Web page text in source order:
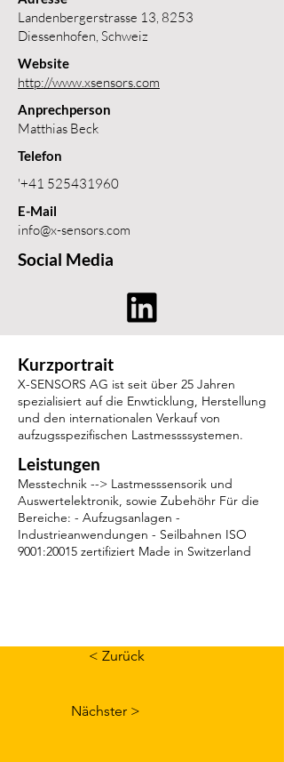
Landenbergerstrasse 13, 8253
Diessenhofen, Schweiz
Website
http://www.xsensors.com
Anprechperson
Matthias Beck
Telefon
'+41 525431960
E-Mail
info@x-sensors.com
Social Media
Kurzportrait
X-SENSORS AG ist seit über 25 Jahren
spezialisiert auf die Enwticklung, Herstellung
und den internationalen Verkauf von
aufzugsspezifischen Lastmessssystemen.
Leistungen
Messtechnik --> Lastmesssensorik und
Auswertelektronik, sowie Zubehöhr Für die
Bereiche: - Aufzugsanlagen -
Industrieanwendungen - Seilbahnen ISO
9001:20015 zertifiziert Made in Switzerland
< Zurück
Nächster >